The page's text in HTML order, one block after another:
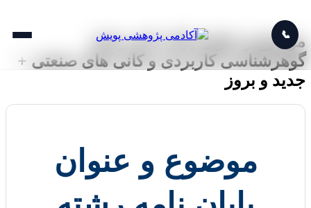
📞
موضوع و عنوان پایان نامه رشته
گوهرشناسی کاربردی و کانی های صنعتی +
جدید و بروز
موضوع و عنوان